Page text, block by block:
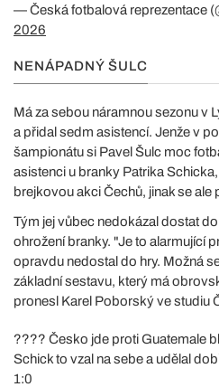
— Česká fotbalová reprezentace
2026
NENÁPADNÝ ŠULC
Má za sebou náramnou sezonu v
a přidal sedm asistencí. Jenže v
šampionátu si Pavel Šulc moc
asistenci u branky Patrika
brejkovou akci Čechů, jinak se ale
Tým jej vůbec nedokázal dostat
ohrožení branky. "Je to alarmující
opravdu nedostal do hry. Možná
základní sestavu, který má
pronesl Karel Poborský ve studiu
???? Česko jde proti Guatemale
Schick to vzal na sebe a udělal
1:0